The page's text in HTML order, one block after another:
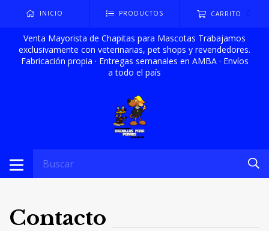
INICIO PRODUCTOS CARRITO
Venta Mayorista de Chapitas para Mascotas Trabajamos
exclusivamente con veterinarias, pet shops y revendedores.
Fabricación propia · Entregas semanales en AMBA · Envíos
a todo el país
Contacto